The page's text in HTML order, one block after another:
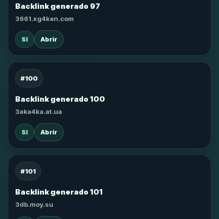
Backlink generado 97
3661.xg4ken.com
SI Abrir
#100
Backlink generado 100
3aka4ka.at.ua
SI Abrir
#101
Backlink generado 101
3db.moy.su